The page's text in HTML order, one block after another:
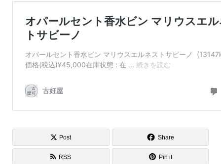
Post Share
RSS Pin it